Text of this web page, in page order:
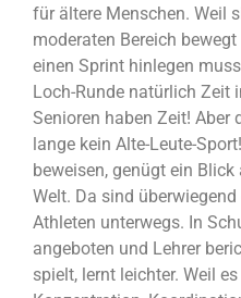
für ältere Menschen. Weil
moderaten Bereich
einen Sprint hinlegen
Loch-Runde natürlich
Senioren haben Zeit! Aber
lange kein Alte-Leute-
beweisen, genügt ein
Welt. Da sind
Athleten unterwegs. In
angeboten und Lehrer
spielt, lernt leichter. Weil